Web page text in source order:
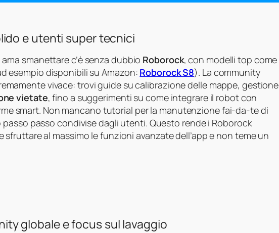
e utenti super tecnici
smanettare c’è senza dubbio Roborock, con modelli top come
esempio disponibili su Amazon: Roborock S8). La community
vivace: trovi guide su calibrazione delle mappe, gestione
vietate, fino a suggerimenti su come integrare il robot con
smart. Non mancano tutorial per la manutenzione fai‑da‑te di
passo condivise dagli utenti. Questo rende i Roborock
al massimo le funzioni avanzate dell’app e non teme un
globale e focus sul lavaggio